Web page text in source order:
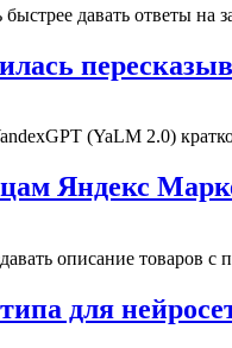
давать ответы
(YaLM 2.0)
Яндекс
описание товаров
для